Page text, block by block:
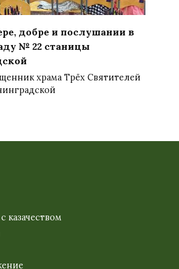
добре и послушании в
№ 22 станицы
храма Трёх Святителей
казачеством